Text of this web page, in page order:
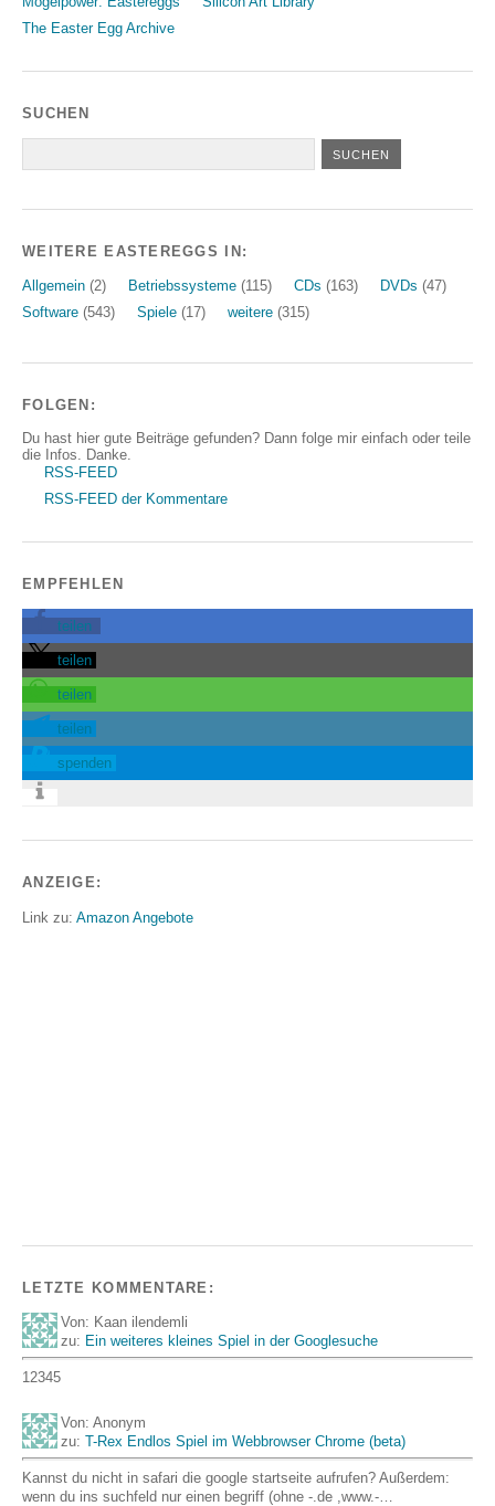
The Easter Egg Archive
SUCHEN
WEITERE EASTEREGGS IN:
Allgemein (2) Betriebssysteme (115) CDs (163) DVDs (47)
Software (543) Spiele (17) weitere (315)
FOLGEN:
Du hast hier gute Beiträge gefunden? Dann folge mir einfach oder teile
die Infos. Danke.
RSS-FEED
RSS-FEED der Kommentare
EMPFEHLEN
teilen
teilen
teilen
teilen
spenden
ANZEIGE:
Link zu: Amazon Angebote
LETZTE KOMMENTARE:
Von: Kaan ilendemli
zu: Ein weiteres kleines Spiel in der Googlesuche
12345
Von: Anonym
zu: T-Rex Endlos Spiel im Webbrowser Chrome (beta)
Kannst du nicht in safari die google startseite aufrufen? Außerdem:
wenn du ins suchfeld nur einen begriff (ohne -.de ,www.-…